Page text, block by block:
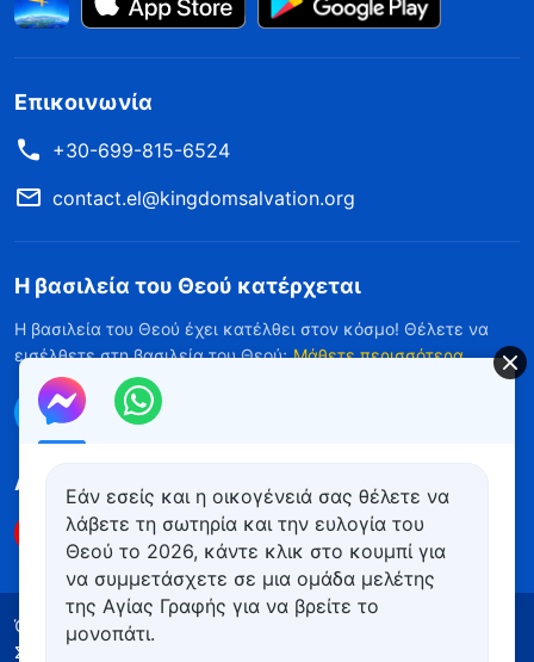
Επικοινωνία
+30-699-815-6524
contact.el@kingdomsalvation.org
Η βασιλεία του Θεού κατέρχεται
Η βασιλεία του Θεού έχει κατέλθει στον κόσμο! Θέλετε να
εισέλθετε στη βασιλεία του Θεού; Μάθετε περισσότερα
Επικοινωνήστε μαζί μας μέσω Messenger
Ακολουθήστε μας
Όροι Χρήσης
Πολιτική απορρήτου
Συντελεστές
Εάν εσείς και η οικογένειά σας θέλετε να
λάβετε τη σωτηρία και την ευλογία του
Θεού το 2026, κάντε κλικ στο κουμπί για
να συμμετάσχετε σε μια ομάδα μελέτης
της Αγίας Γραφής για να βρείτε το
μονοπάτι.